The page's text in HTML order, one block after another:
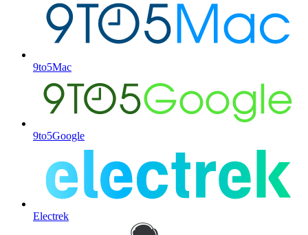
9to5Mac
9to5Google
Electrek